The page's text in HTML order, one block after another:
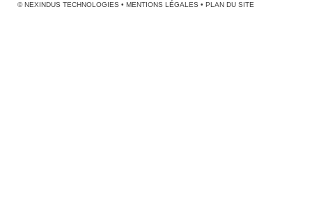
©NEXINDUS TECHNOLOGIES • MENTIONS LÉGALES • PLAN DU SITE